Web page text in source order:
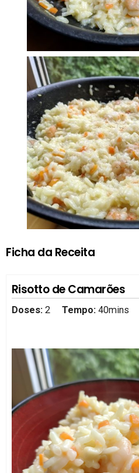
Ficha da Receita
Risotto de Camarões
Doses: 2 Tempo: 40mins